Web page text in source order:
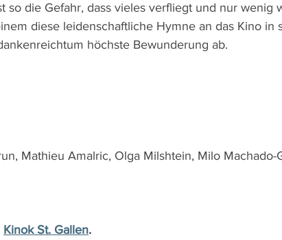
so die Gefahr, dass vieles verfliegt und nur wenig
diese leidenschaftliche Hymne an das Kino in
höchste Bewunderung ab.
Mathieu Amalric, Olga Milshtein, Milo Machado-
Kinok St. Gallen.